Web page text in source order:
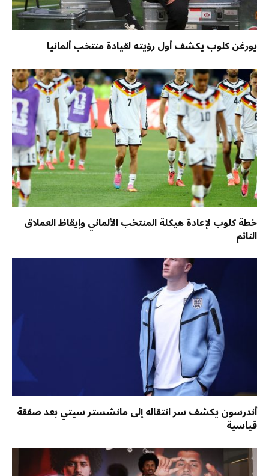
يورغن كلوب يكشف أول رؤيته لقيادة منتخب ألمانيا
خطة كلوب لإعادة هيكلة المنتخب الألماني وإيقاظ العملاق
النائم
أندرسون يكشف سر انتقاله إلى مانشستر سيتي بعد صفقة
قياسية